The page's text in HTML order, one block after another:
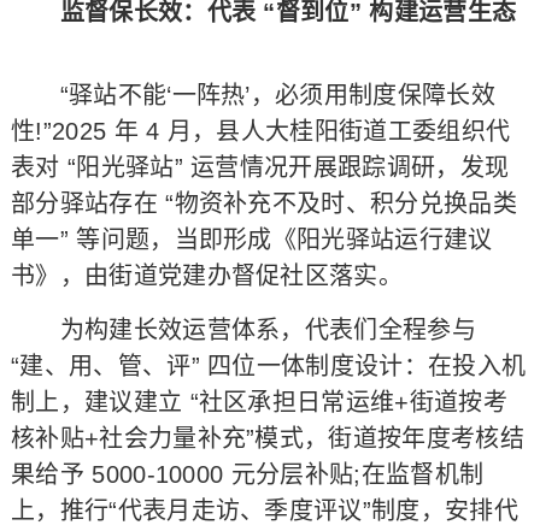
监督保长效：代表 “督到位” 构建运营生态​
“驿站不能‘一阵热’，必须用制度保障长效
性!”2025 年 4 月，县人大桂阳街道工委组织代
表对 “阳光驿站” 运营情况开展跟踪调研，发现
部分驿站存在 “物资补充不及时、积分兑换品类
单一” 等问题，当即形成《阳光驿站运行建议
书》，由街道党建办督促社区落实。​
为构建长效运营体系，代表们全程参与
“建、用、管、评” 四位一体制度设计：在投入机
制上，建议建立 “社区承担日常运维+街道按考
核补贴+社会力量补充”模式，街道按年度考核结
果给予 5000-10000 元分层补贴;在监督机制
上，推行“代表月走访、季度评议”制度，安排代